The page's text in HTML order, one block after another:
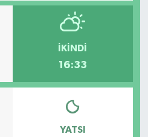
İKINDI
16:33
YATSI